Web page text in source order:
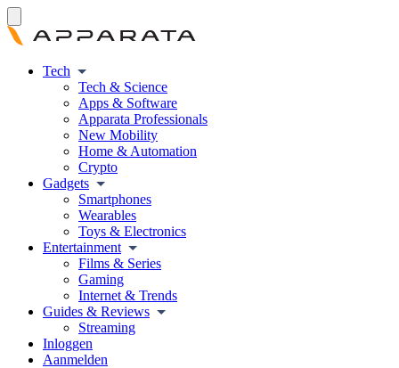
Tech
Tech & Science
Apps & Software
Apparata Professionals
New Mobility
Home & Automation
Crypto
Gadgets
Smartphones
Wearables
Toys & Electronics
Entertainment
Films & Series
Gaming
Internet & Trends
Guides & Reviews
Streaming
Inloggen
Aanmelden